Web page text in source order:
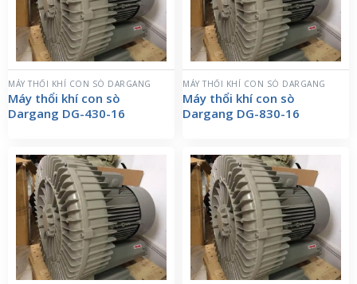
MÁY THỔI KHÍ CON SÒ DARGANG
Máy thổi khí con sò
Dargang DG-430-16
MÁY THỔI KHÍ CON SÒ DARGANG
Máy thổi khí con sò
Dargang DG-830-16